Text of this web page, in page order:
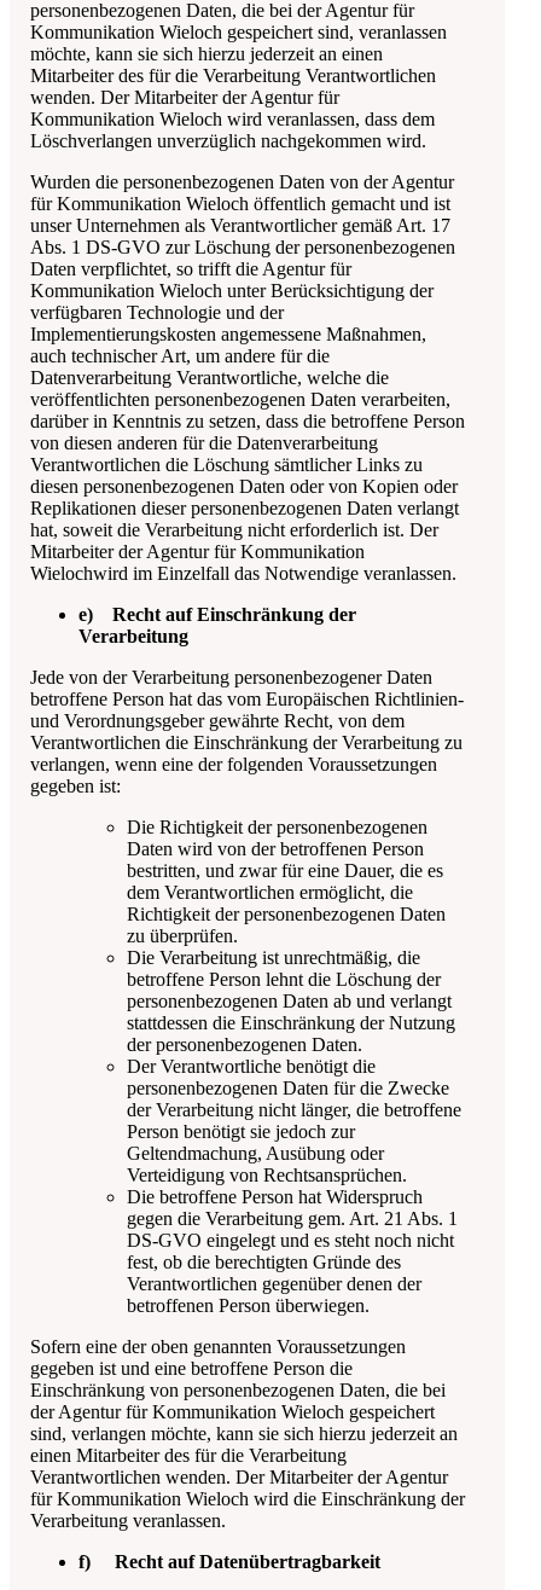
personenbezogenen Daten, die bei derAgentur für
Kommunikation Wieloch gespeichert sind, veranlassen
möchte, kann sie sich hierzu jederzeit an einen
Mitarbeiter des für die Verarbeitung Verantwortlichen
wenden. Der Mitarbeiter derAgentur für
Kommunikation Wieloch wird veranlassen, dass dem
Löschverlangen unverzüglich nachgekommen wird.
Wurden die personenbezogenen Daten von derAgentur
für Kommunikation Wieloch öffentlich gemacht und ist
unser Unternehmen als Verantwortlicher gemäß Art. 17
Abs. 1 DS-GVO zur Löschung der personenbezogenen
Daten verpflichtet, so trifft die Agentur für
Kommunikation Wieloch unter Berücksichtigung der
verfügbaren Technologie und der
Implementierungskosten angemessene Maßnahmen,
auch technischer Art, um andere für die
Datenverarbeitung Verantwortliche, welche die
veröffentlichten personenbezogenen Daten verarbeiten,
darüber in Kenntnis zu setzen, dass die betroffene Person
von diesen anderen für die Datenverarbeitung
Verantwortlichen die Löschung sämtlicher Links zu
diesen personenbezogenen Daten oder von Kopien oder
Replikationen dieser personenbezogenen Daten verlangt
hat, soweit die Verarbeitung nicht erforderlich ist. Der
Mitarbeiter derAgentur für Kommunikation
Wielochwird im Einzelfall das Notwendige veranlassen.
e) Recht auf Einschränkung der
Verarbeitung
Jede von der Verarbeitung personenbezogener Daten
betroffene Person hat das vom Europäischen Richtlinien-
und Verordnungsgeber gewährte Recht, von dem
Verantwortlichen die Einschränkung der Verarbeitung zu
verlangen, wenn eine der folgenden Voraussetzungen
gegeben ist:
Die Richtigkeit der personenbezogenen
Daten wird von der betroffenen Person
bestritten, und zwar für eine Dauer, die es
dem Verantwortlichen ermöglicht, die
Richtigkeit der personenbezogenen Daten
zu überprüfen.
Die Verarbeitung ist unrechtmäßig, die
betroffene Person lehnt die Löschung der
personenbezogenen Daten ab und verlangt
stattdessen die Einschränkung der Nutzung
der personenbezogenen Daten.
Der Verantwortliche benötigt die
personenbezogenen Daten für die Zwecke
der Verarbeitung nicht länger, die betroffene
Person benötigt sie jedoch zur
Geltendmachung, Ausübung oder
Verteidigung von Rechtsansprüchen.
Die betroffene Person hat Widerspruch
gegen die Verarbeitung gem. Art. 21 Abs. 1
DS-GVO eingelegt und es steht noch nicht
fest, ob die berechtigten Gründe des
Verantwortlichen gegenüber denen der
betroffenen Person überwiegen.
Sofern eine der oben genannten Voraussetzungen
gegeben ist und eine betroffene Person die
Einschränkung von personenbezogenen Daten, die bei
derAgentur für Kommunikation Wieloch gespeichert
sind, verlangen möchte, kann sie sich hierzu jederzeit an
einen Mitarbeiter des für die Verarbeitung
Verantwortlichen wenden. Der Mitarbeiter derAgentur
für Kommunikation Wieloch wird die Einschränkung der
Verarbeitung veranlassen.
f) Recht auf Datenübertragbarkeit